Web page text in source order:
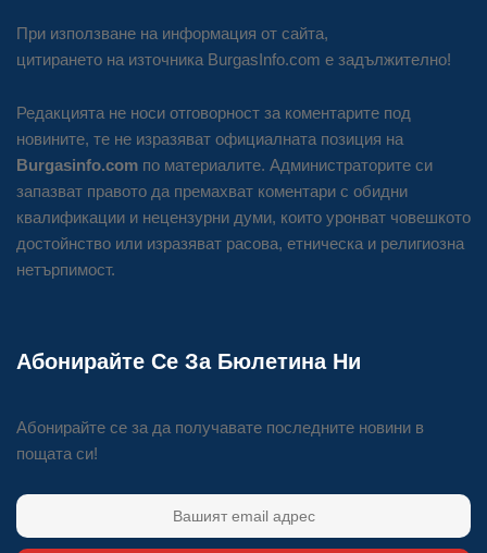
При използване на информация от сайта,
цитирането на източника BurgasInfo.com е задължително!
Редакцията не носи отговорност за коментарите под
новините, те не изразяват официалната позиция на
Burgasinfo.com по материалите. Администраторите си
запазват правото да премахват коментари с обидни
квалификации и нецензурни думи, които уронват човешкото
достойнство или изразяват расова, етническа и религиозна
нетърпимост.
Абонирайте Се За Бюлетина Ни
Абонирайте се за да получавате последните новини в
пощата си!